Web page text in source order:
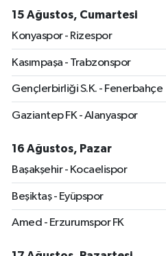
15 Ağustos, Cumartesi
Konyaspor - Rizespor
Kasımpaşa - Trabzonspor
Gençlerbirliği S.K. - Fenerbahçe
Gaziantep FK - Alanyaspor
16 Ağustos, Pazar
Başakşehir - Kocaelispor
Beşiktaş - Eyüpspor
Amed - Erzurumspor FK